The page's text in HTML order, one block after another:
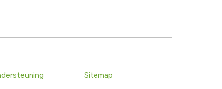
Sitemap